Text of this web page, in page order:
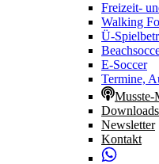
Freizeit-
Walking
Ü-
E-Soccer
Termine,
Musste-
Downloads
Newsletter
Kontakt